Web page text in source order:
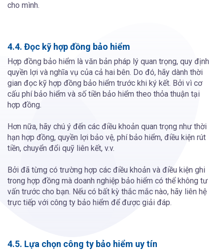
cho mình.
4.4. Đọc kỹ hợp đồng bảo hiểm
Hợp đồng bảo hiểm là văn bản pháp lý quan trọng, quy định
quyền lợi và nghĩa vụ của cả hai bên. Do đó, hãy dành thời
gian đọc kỹ hợp đồng bảo hiểm trước khi ký kết. Bởi vì cơ
cấu phí bảo hiểm và số tiền bảo hiểm theo thỏa thuận tại
hợp đồng.
Hơn nữa, hãy chú ý đến các điều khoản quan trọng như thời
hạn hợp đồng, quyền lợi bảo vệ, phí bảo hiểm, điều kiện rút
tiền, chuyển đổi quỹ liên kết, v.v.
Bởi đã từng có trường hợp các điều khoản và điều kiện ghi
trong hợp đồng mà doanh nghiệp bảo hiểm có thể không tư
vấn trước cho bạn. Nếu có bất kỳ thắc mắc nào, hãy liên hệ
trực tiếp với công ty bảo hiểm để được giải đáp.
4.5. Lựa chọn công ty bảo hiểm uy tín